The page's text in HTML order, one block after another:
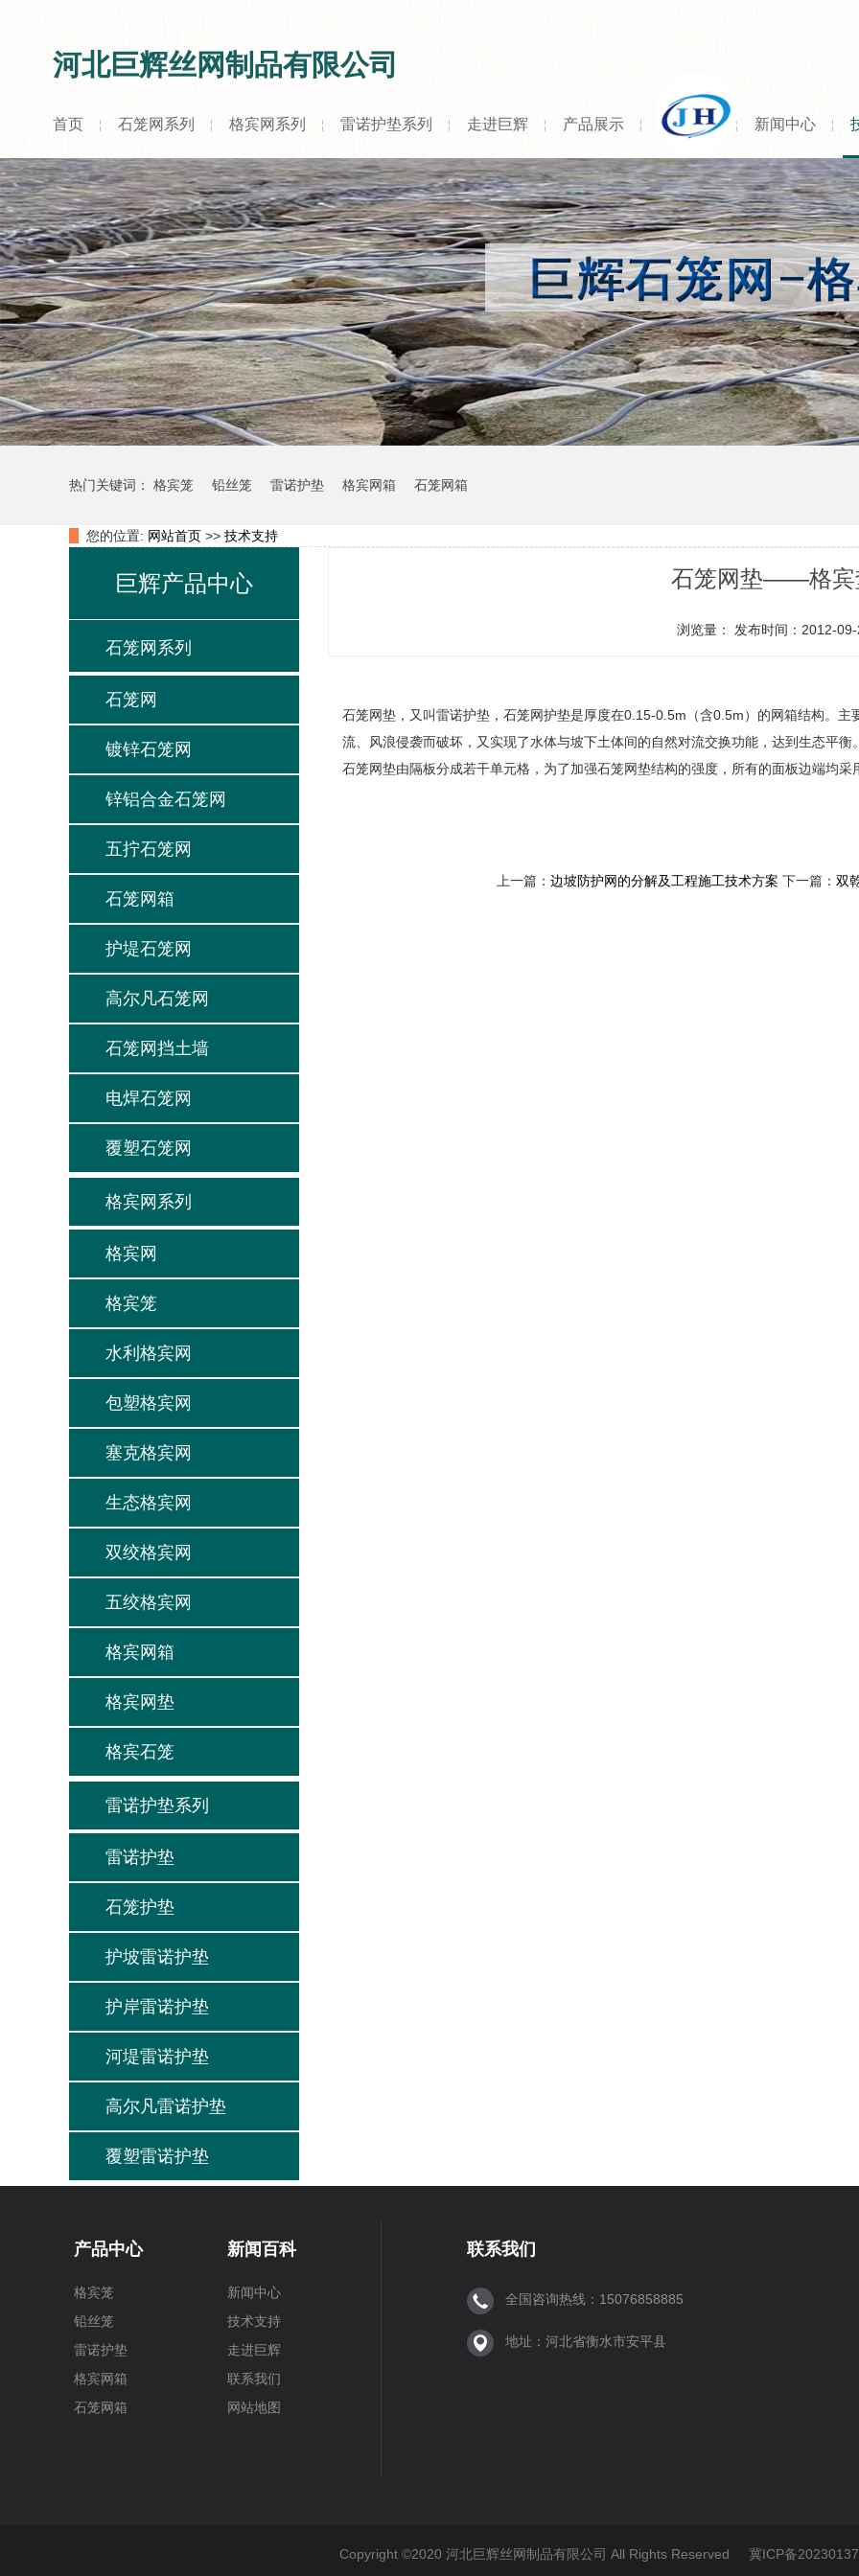
河北巨辉丝网制品有限公司
首页 石笼网系列 格宾网系列 雷诺护垫系列 走进巨辉 产品展示 新闻中心 新闻中心
热门关键词： 格宾笼 铅丝笼 雷诺护垫 格宾网箱 石笼网箱
您的位置: 网站首页 >> 技术支持
巨辉产品中心
石笼网系列
石笼网
镀锌石笼网
锌铝合金石笼网
五拧石笼网
石笼网箱
护堤石笼网
高尔凡石笼网
石笼网挡土墙
电焊石笼网
覆塑石笼网
格宾网系列
格宾网
格宾笼
水利格宾网
包塑格宾网
塞克格宾网
生态格宾网
双绞格宾网
五绞格宾网
格宾网箱
格宾网垫
格宾石笼
雷诺护垫系列
雷诺护垫
石笼护垫
护坡雷诺护垫
护岸雷诺护垫
河堤雷诺护垫
高尔凡雷诺护垫
覆塑雷诺护垫
石笼网垫――格宾
浏览量： 发布时间：2012-09-
石笼网垫，又叫雷诺护垫，石笼网护垫是厚度在0.15-0.5m（含0.5m）的网箱结构。
流、风浪侵袭而破坏，又实现了水体与坡下土体间的自然对流交换功能，达到生态平衡
石笼网垫由隔板分成若干单元格，为了加强石笼网垫结构的强度，所有的面板边端均采
上一篇： 边坡防护网的分解及工程施工技术方案 下一篇： 双
产品中心
格宾笼
铅丝笼
雷诺护垫
格宾网箱
石笼网箱
新闻百科
新闻中心
技术支持
走进巨辉
联系我们
网站地图
联系我们
全国咨询热线：15076858885
地址：河北省衡水市安平县
Copyright ©2020 河北巨辉丝网制品有限公司 All Rights Reserved 冀ICP备